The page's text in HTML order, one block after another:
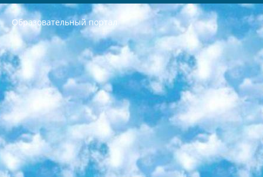
Образовательный портал
РЕСПУБЛИКА УЗБЕКИСТАН МИНИСТРЕРСТВО ДОШКОЛЬНОГО И ШКОЛЬНОГО ОБРАЗОВАНИЯ КОМАНДА в общеобразовательных учреждениях в 2023-2024 учебном году организация и проведение итоговой государственной аттестации обучающихся о Министра дошкольного и школьного образования Республики Узбекистан от 4 марта 2008 года (постановлением Минюста от 20 марта 2008 года № 1778 государственной регистрации) «Итоговое состояние учащихся общего среднего образования на основании положения об утверждении положения об аттестации общего среднего образования выпускной экзамен студентов в образовательных учреждениях в 2023-2024 учебном году В целях организации и прохождения аттестации приказываю: 1. Следующее: перечень предметов, по которым будет проводиться итоговая государственная аттестация и экзамен формы перевода согласно приложению 1; сертификаты международного образца, оценивающие уровень владения иностранными языками перечень согласно приложению 2; 2. Педагогический при специализированных образовательных учреждениях. научно-практический центр квалификации и международной оценки (Д.Давидова) 2024 г. До 25 марта: задания по предметам, по которым будет проводиться итоговая аттестация разработка и утверждение технических условий; итоговая аттестация на основании разработанного предметного задания разработка вопросов по предметам (устно и письменно), экзамен передача; общеобразовательные средние школы и специальные учебные заведения учащиеся выпускных классов школ и интернатов в агентской системе подготовка базы данных экзаменационных материалов и критериев оценки; перевод базы экзаменационных материалов на все языки обучения подать в Республиканский образовательный центр для изготовления; варианты экзаменов на основе разработанных контрольных материалов пусть будут поставлены задачи формирования. 3. Республиканский образовательный центр (Ш.Худайкулов) до 5 апреля 2024 года. до: база данных предоставленных экзаменационных материалов на все языки обучения перевод и экспертиза; для слепых, слабовидящих, глухих, слабослышащих и умственно отсталых детей учащиеся выпускных классов специализированных школ и школ-интернатов база данных экзаменационных материалов на всех преподаваемых языках подготовка критериев оценки; специализированные школы для умственно отсталых детей и технологии для учащихся выпускных классов школ-интернатов разработка соответствующих рекомендаций и критериев проведения ЕГЭ по естествознанию давать задания. 4. Педагогический при специализированных образовательных учреждениях. Научно-практический центр навыков и международной оценки (Д.Давидова), Республика образовательный центр (Худайкулов Ш.) итоговый государственный аттестационный экзамен ориентирован на творческое и логическое мышление при подготовке базы материалов учитывать введение заданий. 5. Следует отметить, что: сертификат государственного образца о знании общеобразовательного предмета и как минимум национальный уровень B1 по предметам на иностранных языках, указанным в Приложении 2. или международно признанный сертификат эквивалентного уровня студенты, изучающие определенный предмет, освобождаются от экзамена; по соответствующим предметам запланирована итоговая государственная аттестация за день до дня, путем жеребьевки Рабочей группой (в письменной форме по предметам, проводимым в форме) из числа сформированных вариантов выбрано 2 варианта; 2 выбранных варианта экзамена анонсированы на официальном сайте министерства и все выпускники по всей стране на основе этих вариантов проводит итоговую государственную аттестацию. 6. Государственное образование учащихся средних общеобразовательных учреждений. знания в соответствии с квалификационными требованиями, которые необходимо приобрести на основании стандартов итоговый (выпускной) контроль для 9 и 11 классов в целях тестирования Экзамены (далее – экзамены) состоят из предметов, перечисленных в приложении 1. будет сделано. 7. Экзамены пройдут с 26 мая по 15 июня 2024 г. (кроме науки физического воспитания). 8. Физическая для учащихся 9 классов общесредних образовательных учреждений. Экзамены по предмету «Образование, квалификация медицина» 1-6 мая 2024 года. сотрудники перевести под присмотр (с отклонениями в физическом или умственном развитии) специализированная школа для детей, школы-интернаты и со сколиозом школы-интернаты санаторного типа для больных детей исключены). 9. Он был слепым, слабовидящим и имел нарушения опорно-двигательного аппарата. экзамены в специализированных школах и интернатах для детей должны проводиться исходя из требований, предъявляемых к общеобразовательным учреждениям (физкультура кроме науки). 10. Специализированная школа для глухих и слабослышащих детей. и экзамены в интернатах и быть реализован в виде письменного теста по математике. 11. Специальность для умственно отсталых детей. Для 9 класса Родной язык и литературное письмо Государственный язык (язык обучения – узбекский). для неклассов) написано Математическое письмо Письменная/устная история Узбекистана Физическое воспитание практично Итоговый контроль Для 11 класса Написание родного языка и литературы (эссе) Математическое письмо Узбекский язык (обучение на узбекском языке) не посещающее общее среднее образование для учреждений)/Образовательное учреждение выбор письменный и устный Иностранный язык письменный/устный Письменная/устная история Узбекистана *По выбору студента:  Химия  Физика  Основы государственного права  География 10 бесплатных образовательных ресурсов - Мы составили подборку онлайн-проектов с интерактивными упражнениями, видеолекциями и статьями. Они помогут вам обрести новые и освежить старые знания бесплатно. 1. «ИНТУИТ» Старейшая образовательная площадка Рунета. Здесь вы найдёте сотни текстовых и видеокурсов на десятки различных тем — от программирования до психологии. Многие курсы подготовлены российскими университетами и крупными международными компаниями вроде Intel и Microsoft. Самостоятельное обучение бесплатное, но желающие могут оплатить услуги персональных наставников. 2. «Смартия» знакомит с актуальными профессиями и подсказывает, как им обучаться. Выбрав заинтересовавшую вас специальность — SMM-специалист, фотограф, веб-дизайнер или другую, — увидите список необходимых для неё умений. Чтобы вы могли освоить их самостоятельно, для каждого умения площадка отображает подборку ссылок на учебные материалы. Хотя «Смартия» ориентируется на русскоязычную аудиторию, часть контента всё же доступна только на английском. 3. «Лекторий Физтеха» Проект Московского физико-технического института (Физтеха). С его помощью вы можете смотреть онлайн серии лекций, записанные на видео в этом вузе. В числе доступных предметов — физика, биология, химия, информационные технологии и другие. К некоторым лекциям администрация ресурса прилагает готовые конспекты, которые можно скачивать в PDF-формате. 4. ITMOcourses Онлайн-площадка Санкт-Петербургского национального исследовательского университета информационных технологий, механики и оптики (ИТМО). Ресурс предоставляет свободный доступ к курсам, разработанным в этом вузе. Каталог материалов разбит на четыре категории: «Оптические системы и технологии», «Приборостроение и робототехника», «Информационные технологии» и «Биотехнологии». Курсы состоят из видеолекций, интерактивных демонстраций и заданий. 5. «КиберЛенинка» Электронная научная библиотека открытого доступа. Каталог площадки регулярно обрастает текстами статей из различных научных изданий. Сгруппированные по журналам и рубрикам публикации можно читать онлайн или скачивать целиком в PDF-формате. Проект нацелен на популяризацию науки за счёт открытого доступа к качественной информации. 6. «ПостНаука» На этом ресурсе публикуют подборки видеолекций, составленные экспертами из разных отраслей и объединённые общими темами. Среди них, к примеру, есть серии «Биоинформатика и геномика», «Культура средневековой Скандинавии» и Cinema Studies о теории кино. Каждая подборка лекций — логически связанная история, рассказанная экспертом от первого лица. Кроме того, на сайте появляются научно-образовательные статьи и тесты на разные темы. 7. «Newочём» Команда проекта «Newочём» отбирает самые интересные тексты из англоязычных СМИ и переводит те из них, за которые голосуют участники сообщества «ВКонтакте». По большей части это научно-популярные статьи. Редакторы придумывают лишь заголовки, в остальном содержание переводов соответствует оригиналам. Полные тексты можно читать прямо в социальной сети. 8. InternetUrok Онлайн-база материалов по основным дисциплинам школьной программы. Информация на сайте структурирована по классам, предметам и темам (урокам). Каждый урок состоит из видеолекций и конспектов. Есть также интерактивные тренажёры и тесты для закрепления пройденного материала. Даже если вы давно окончили школу, возможность повторить программу старших классов всегда может пригодиться. 9. Edutainme Ещё один ресурс об образовании. В отличие от Newtonew, как мне кажется, Edutainme больше ориентируется на представителей индустрии: педагогов, предпринимателей, разработчиков образовательных проектов. Но и любой, кто просто стремится к саморазвитию, найдёт на сайте много полезного и интересного для себя. Например, информацию о новых курсах и образовательных сервисах. 10. Newtonew Онлайн-медиа об образовании и обучении в широком смысле. Авторы Newtonew пишут об инструментах, заведениях, тактиках и стратегиях, которые помогают учить других и получать новые знания самостоятельно. На этой площадке вы найдёте новости, обзоры, аналитические мат